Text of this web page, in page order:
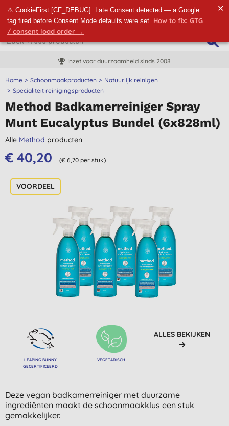
⚠ CookieFirst [CF_DEBUG]: Late Consent detected — a Google
tag fired before Consent Mode defaults were set. How to fix: GTG
/ consent load order →
✕
Inzet voor duurzaamheid sinds 2008
Home Schoonmaakproducten
Natuurlijk reinigen
Specialiteit reinigingsproducten
Method Badkamerreiniger Spray
Munt Eucalyptus Bundel (6x828ml)
Alle Method producten
€ 40,20 (€ 6,70 per stuk)
LEAPING BUNNY
GECERTIFICEERD
VEGETARISCH
ALLES BEKIJKEN
Deze vegan badkamerreiniger met duurzame
ingrediënten maakt de schoonmaakklus een stuk
gemakkelijker.